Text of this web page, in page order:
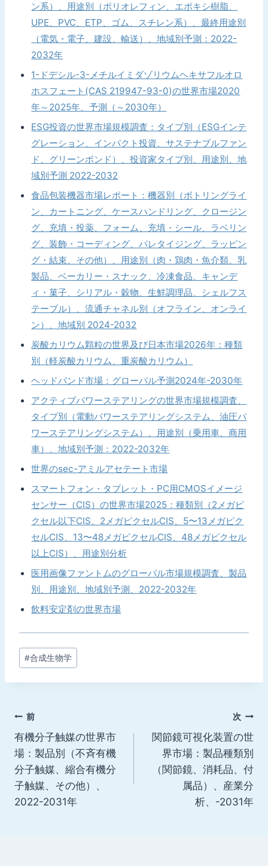
ン系）、用途別（ポリオレフィン、エポキシ樹脂、
UPE、PVC、ETP、ゴム、スチレン系）、最終用途別
（電気・電子、建設、輸送）、地域別予測：2022-
2032年
1-ドデシル-3-メチルイミダゾリウムヘキサフルオロ
ホスフェート(CAS 219947-93-0)の世界市場2020
年～2025年、予測（～2030年）
ESG投資の世界市場規模調査：タイプ別（ESGインテ
グレーション、インパクト投資、サステナブルファン
ド、グリーンボンド）、投資家タイプ別、用途別、地
域別予測 2022-2032
食品包装機器市場レポート：機器別（ボトリングライ
ン、カートニング、ケースハンドリング、クロージン
グ、充填・投薬、フォーム、充填・シール、ラベリン
グ、装飾・コーディング、パレタイジング、ラッピン
グ・結束、その他）、用途別（肉・鶏肉・魚介類、乳
製品、ベーカリー・スナック、冷凍食品、キャンデ
ィ・菓子、シリアル・穀物、生鮮調理品、シェルフス
テーブル）、流通チャネル別（オフライン、オンライ
ン）、地域別 2024-2032
炭酸カリウム顆粒の世界及び日本市場2026年：種類
別（軽炭酸カリウム、重炭酸カリウム）
ヘッドバンド市場：グローバル予測2024年-2030年
アクティブパワーステアリングの世界市場規模調査、
タイプ別（電動パワーステアリングシステム、油圧パ
ワーステアリングシステム）、用途別（乗用車、商用
車）、地域別予測：2022-2032年
世界のsec-アミルアセテート市場
スマートフォン・タブレット・PC用CMOSイメージ
センサー（CIS）の世界市場2025：種類別（2メガピ
クセル以下CIS、2メガピクセルCIS、5〜13メガピク
セルCIS、13〜48メガピクセルCIS、48メガピクセル
以上CIS）、用途別分析
医用画像ファントムのグローバル市場規模調査、製品
別、用途別、地域別予測、2022-2032年
飲料安定剤の世界市場
投
稿
タ
#合成生物学
投
稿
ナ
ビ
前
有機分子触媒の世界市
場：製品別（不斉有機
分子触媒、縮合有機分
子触媒、その他）、
2022-2031年
次
関節鏡可視化装置の世
界市場：製品種類別
（関節鏡、消耗品、付
属品）、産業分
析、-2031年